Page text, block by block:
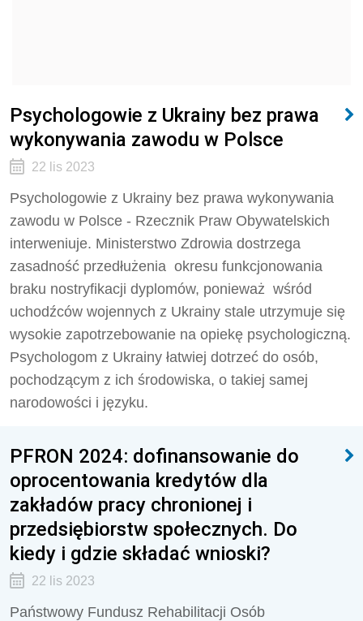
Psychologowie z Ukrainy bez prawa
wykonywania zawodu w Polsce
22 lis 2023
Psychologowie z Ukrainy bez prawa wykonywania
zawodu w Polsce - Rzecznik Praw Obywatelskich
interweniuje. Ministerstwo Zdrowia dostrzega
zasadność przedłużenia okresu funkcjonowania
braku nostryfikacji dyplomów, ponieważ wśród
uchodźców wojennych z Ukrainy stale utrzymuje się
wysokie zapotrzebowanie na opiekę psychologiczną.
Psychologom z Ukrainy łatwiej dotrzeć do osób,
pochodzącym z ich środowiska, o takiej samej
narodowości i języku.
PFRON 2024: dofinansowanie do
oprocentowania kredytów dla
zakładów pracy chronionej i
przedsiębiorstw społecznych. Do
kiedy i gdzie składać wnioski?
22 lis 2023
Państwowy Fundusz Rehabilitacji Osób